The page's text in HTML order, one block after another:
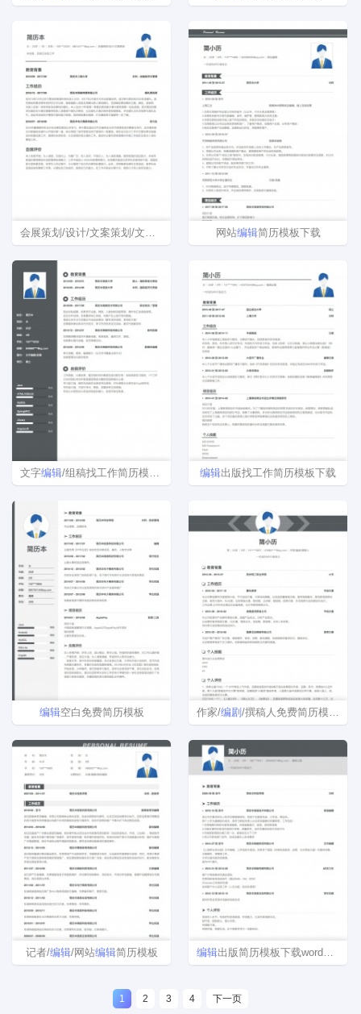
会展策划/设计/文案策划/文字 /组稿简历模板
网站编辑简历模板下载
文字编辑/组稿找工作简历模板下载word格式 编辑出版找工作简历模板下载
编辑空白免费简历模板 作家/编剧 /撰稿人免费简历模板下载
记者/编辑/网站编辑简历模板 编辑出版简历模板下载word格式
1 2 3 4 下一页